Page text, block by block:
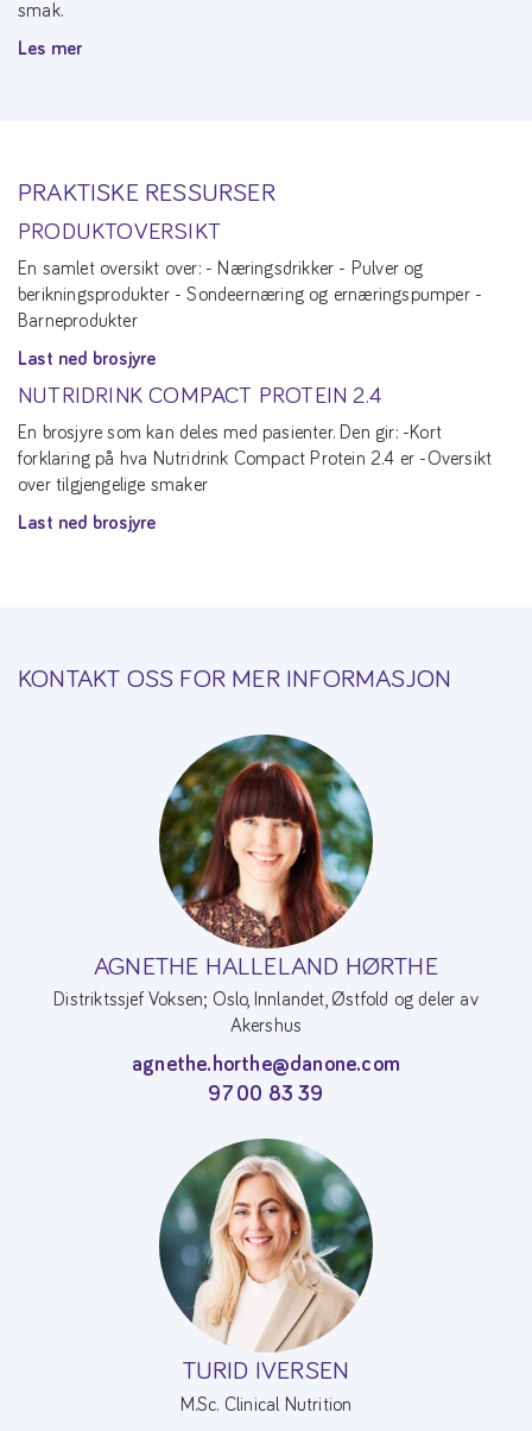
smak.
Les mer
PRAKTISKE RESSURSER
PRODUKTOVERSIKT
En samlet oversikt over: - Næringsdrikker - Pulver og
berikningsprodukter - Sondeernæring og ernæringspumper -
Barneprodukter
Last ned brosjyre
NUTRIDRINK COMPACT PROTEIN 2.4
En brosjyre som kan deles med pasienter. Den gir: -Kort
forklaring på hva Nutridrink Compact Protein 2.4 er -Oversikt
over tilgjengelige smaker
Last ned brosjyre
KONTAKT OSS FOR MER INFORMASJON
AGNETHE HALLELAND HØRTHE
Distriktssjef Voksen; Oslo, Innlandet, Østfold og deler av
Akershus
agnethe.horthe@danone.com
97 00 83 39
TURID IVERSEN
M.Sc. Clinical Nutrition